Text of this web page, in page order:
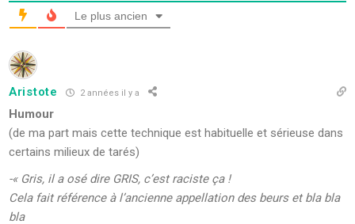
Le plus ancien
Aristote 2 années il y a
Humour
(de ma part mais cette technique est habituelle et sérieuse dans
certains milieux de tarés)
-« Gris, il a osé dire GRIS, c’est raciste ça !
Cela fait référence à l’ancienne appellation des beurs et bla bla
bla